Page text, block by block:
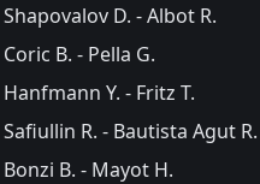
Shapovalov D. - Albot R.
Coric B. - Pella G.
Hanfmann Y. - Fritz T.
Safiullin R. - Bautista Agut R.
Bonzi B. - Mayot H.